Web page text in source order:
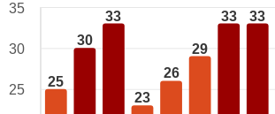
25
30
33
23
26
29
33 33
35
30
25